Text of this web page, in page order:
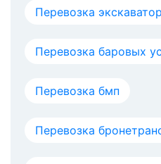
Перевозка
Перевозка баровых
Перевозка бмп
Перевозка